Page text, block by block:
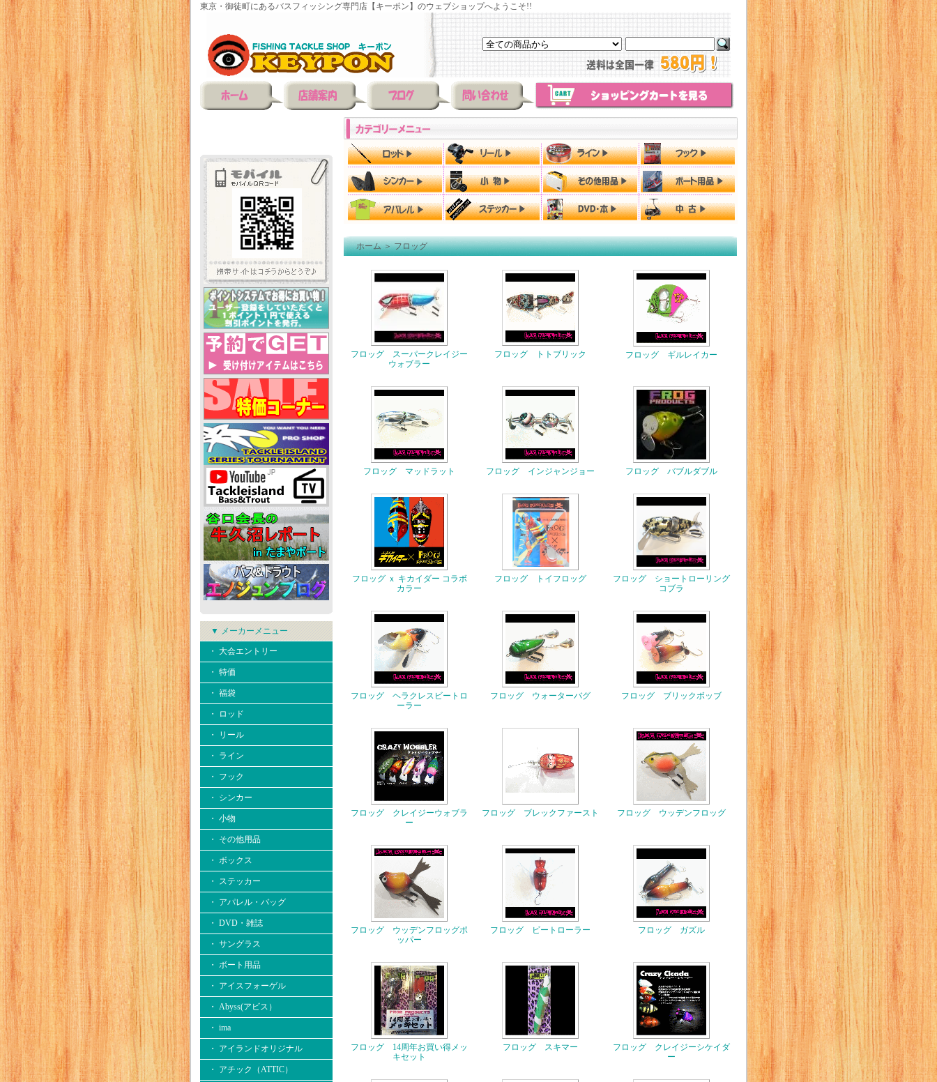
東京・御徒町にあるバスフィッシング専門店【キーポン】のウェブショップへようこそ!!
▼ メーカーメニュー
・ 大会エントリー
・ 特価
・ 福袋
・ ロッド
・ リール
・ ライン
・ フック
・ シンカー
・ 小物
・ その他用品
・ ボックス
・ ステッカー
・ アパレル・バッグ
・ DVD・雑誌
・ サングラス
・ ボート用品
・ アイスフォーゲル
・ Abyss(アビス）
・ ima
・ アイランドオリジナル
・ アチック（ATTIC）
ホーム＞フロッグ
フロッグ スーパークレイジー
ウォブラー
フロッグ トトブリック フロッグ ギルレイカー
フロッグ マッドラット フロッグ インジャンジョー フロッグ バブルダブル
フロッグ ｘ キカイダー コラボ
カラー
フロッグ トイフロッグ
フロッグ ショートローリング
コブラ
フロッグ ヘラクレスビートロ
ーラー
フロッグ ウォーターバグ フロッグ ブリックボッブ
フロッグ クレイジーウォブラ
ー
フロッグ ブレックファースト フロッグ ウッデンフロッグ
フロッグ ウッデンフロッグポ
ッパー
フロッグ ビートローラー フロッグ ガズル
フロッグ 14周年お買い得メッ
キセット
フロッグ スキマー
フロッグ クレイジーシケイダ
ー